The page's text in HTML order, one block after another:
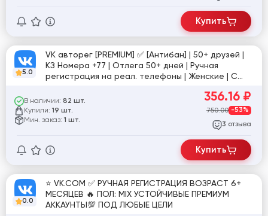
Купить
5.0
VK авторег [PREMIUM] ✅ [Антибан] | 50+ друзей |
КЗ Номера +77 | Отлега 50+ дней | Ручная
регистрация на реал. телефоны | Женские | С
В наличии: 82 шт.
Купили: 19 шт.
Мин. заказ: 1 шт.
356.16 ₽
750.00 -53%
3 отзыва
Купить
0.0
⭐️ VK.COM ✅ РУЧНАЯ РЕГИСТРАЦИЯ ВОЗРАСТ 6+
МЕСЯЦЕВ 🔥 ПОЛ: MIX УСТОЙЧИВЫЕ ПРЕМИУМ
АККАУНТЫ💯 ПОД ЛЮБЫЕ ЦЕЛИ